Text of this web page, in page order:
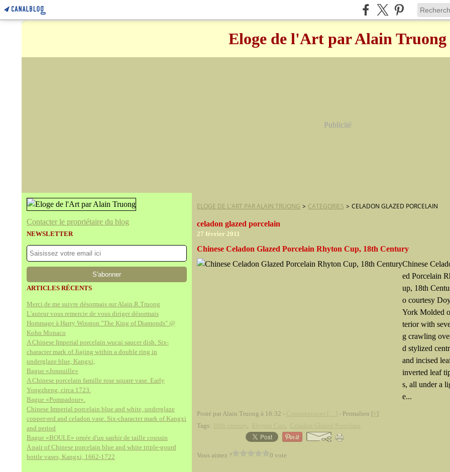
Eloge de l'Art par Alain Truong
Publicité
Contacter le propriétaire du blog
NEWSLETTER
ARTICLES RÉCENTS
Merci de me suivre désormais sur Alain.R.Truong
L'auteur vous remercie de vous diriger désormais
Hommage à Harry Winston "The King of Diamonds" @
Kohn Monaco
A Chinese Imperial porcelain wucai saucer dish. Six-
character mark of Jiajing within a double ring in
underglaze blue, Kangxi,
Bague «Jonquille»
A Chinese porcelain famille rose square vase. Early
Yongzheng, circa 1723.
Bague «Pompadour».
Chinese Imperial porcelain blue and white, underglaze
copper-red and celadon vase. Six-character mark of Kangxi
and period
Bague «BOULE» ornée d'un saphir de taille coussin
A pair of Chinese porcelain blue and white triple-gourd
bottle vases, Kangxi, 1662-1722
ELOGE DE L'ART PAR ALAIN TRUONG > CATEGORIES > CELADON GLAZED PORCELAIN
celadon glazed porcelain
27 février 2011
Chinese Celadon Glazed Porcelain Rhyton Cup, 18th Century
Chinese
ed Porcelain
up, 18th
o courtesy
York Molded
terior with
g crawling
d stylized
and incised
inverted leaf
s, all under a
e...
Posté par Alain Truong à 16:32 - - Permalien [ ]
Tags:
, ,
Vous aimez ? 0 vote